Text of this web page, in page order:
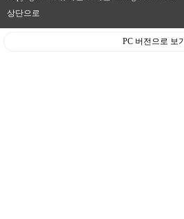
상단으로
PC 버전으로 보기